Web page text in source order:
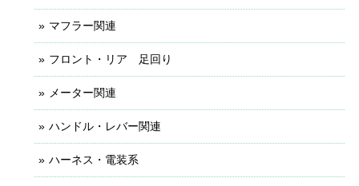
マフラー関連
フロント・リア 足回り
メーター関連
ハンドル・レバー関連
ハーネス・電装系